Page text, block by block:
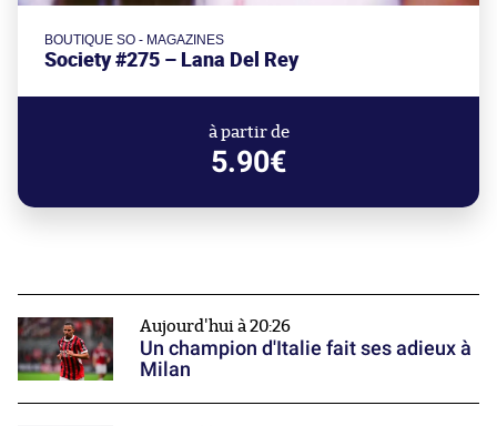
BOUTIQUE SO - MAGAZINES
Society #275 – Lana Del Rey
à partir de
5.90€
Aujourd'hui à 20:26
Un champion d'Italie fait ses adieux à
Milan